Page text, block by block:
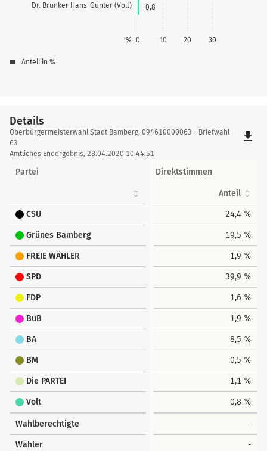
Dr. Brünker Hans-Günter (Volt)
0 10 20 30
%
0,8
Anteil in %
Details
Details
Oberbürgermeisterwahl Stadt Bamberg, 094610000063 - Briefwahl
63
Amtliches Endergebnis, 28.04.2020 10:44:51
file_download
Partei Direktstimmen
Anteil
CSU 24,4 %
Grünes Bamberg 19,5 %
FREIE WÄHLER 1,9 %
SPD 39,9 %
FDP 1,6 %
BuB 1,9 %
BA 8,5 %
BM 0,5 %
Die PARTEI 1,1 %
Volt 0,8 %
Wahlberechtigte -
Wähler -